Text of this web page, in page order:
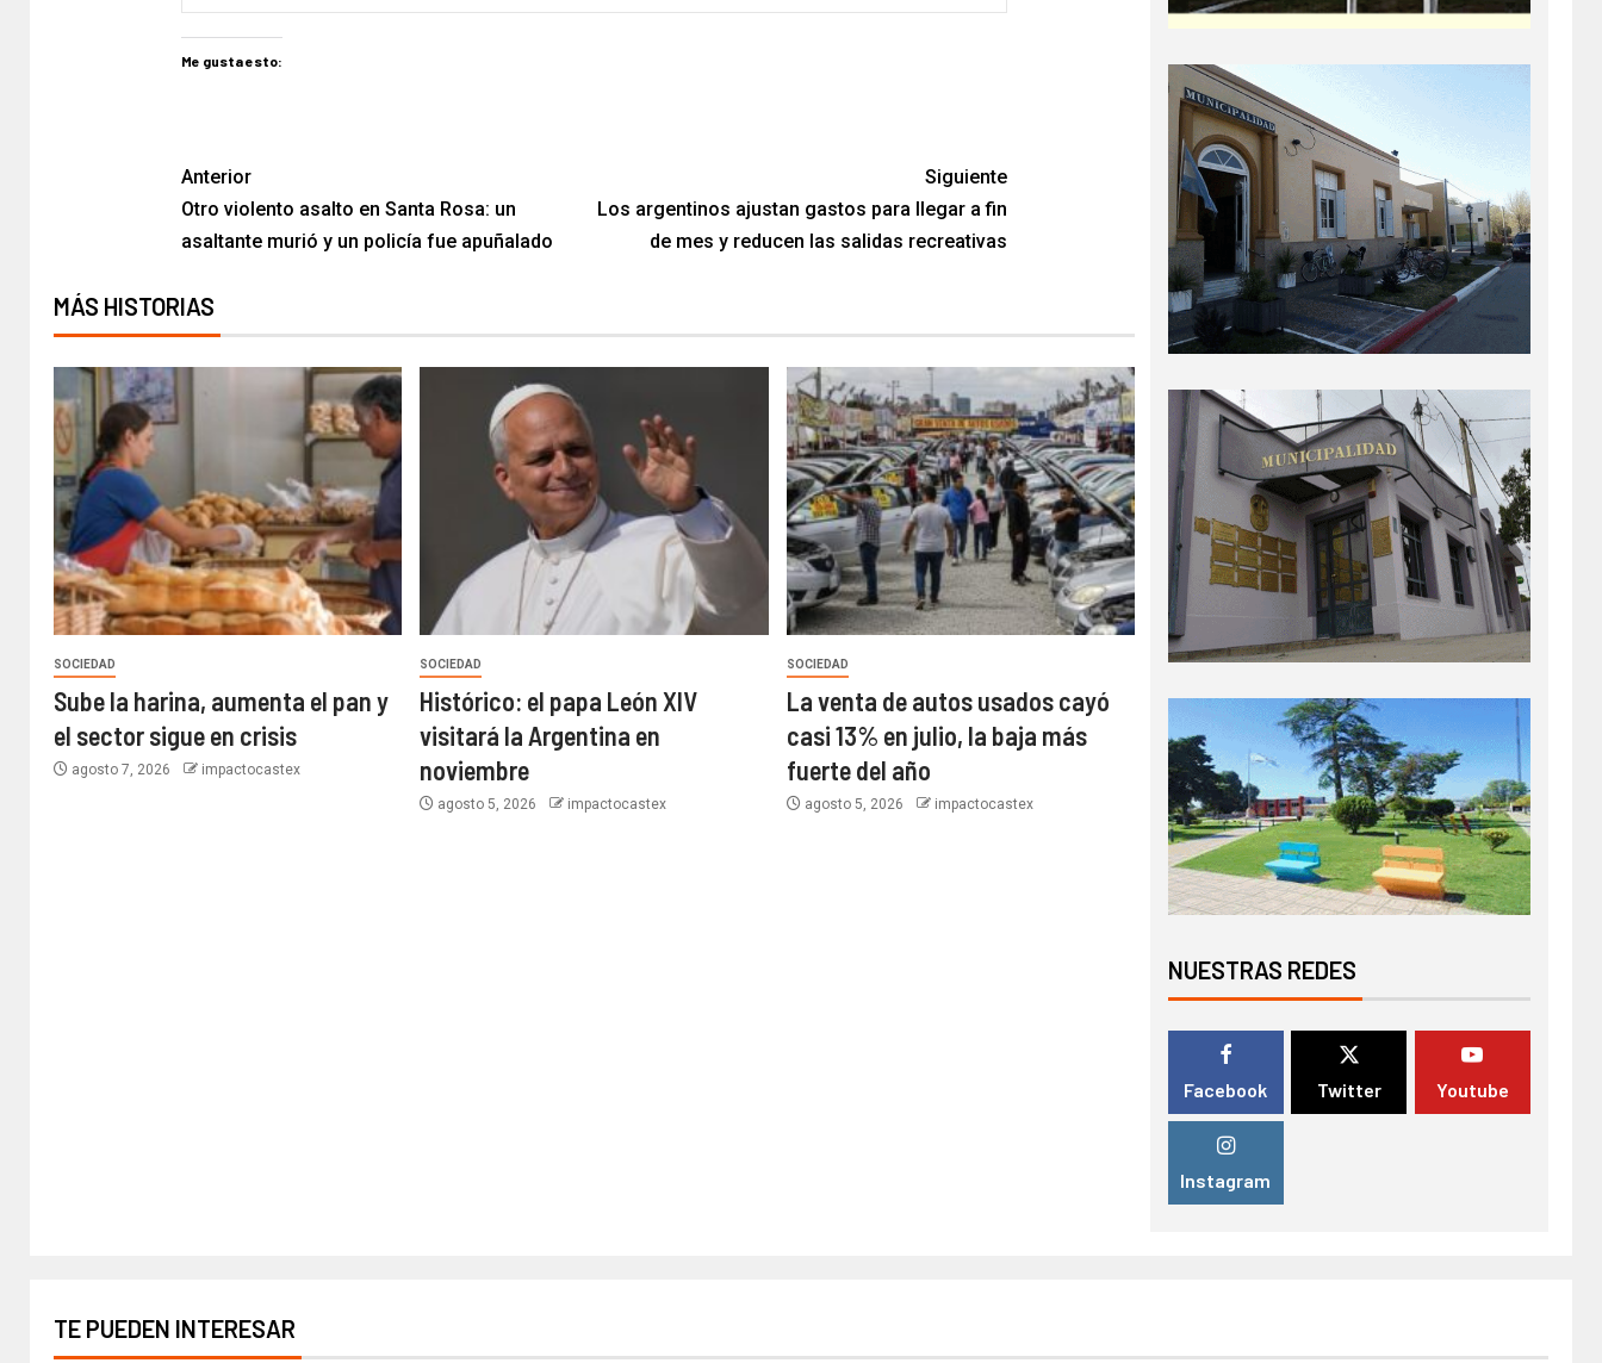
Me gusta esto:
Anterior
Otro violento asalto en Santa Rosa: un
asaltante murió y un policía fue apuñalado
Siguiente
Los argentinos ajustan gastos para llegar a fin
de mes y reducen las salidas recreativas
MÁS HISTORIAS
SOCIEDAD
Sube la harina, aumenta el pan y
el sector sigue en crisis
agosto 7, 2026 impactocastex
SOCIEDAD
Histórico: el papa León XIV
visitará la Argentina en
noviembre
agosto 5, 2026 impactocastex
SOCIEDAD
La venta de autos usados cayó
casi 13% en julio, la baja más
fuerte del año
agosto 5, 2026 impactocastex
NUESTRAS REDES
Facebook Twitter Youtube
Instagram
TE PUEDEN INTERESAR